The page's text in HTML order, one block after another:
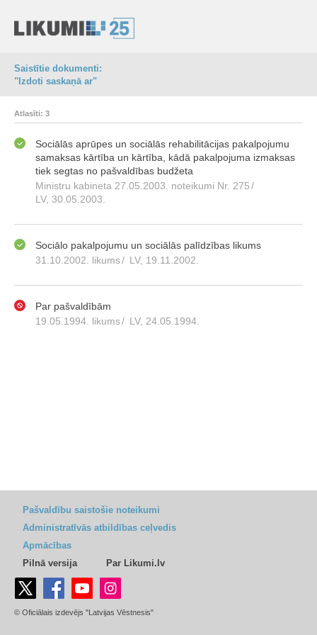
Saistītie dokumenti:
"Izdoti saskaņā ar"
Atlasīti: 3
Sociālās aprūpes un sociālās rehabilitācijas pakalpojumu
samaksas kārtība un kārtība, kādā pakalpojuma izmaksas
tiek segtas no pašvaldības budžeta
Ministru kabineta 27.05.2003. noteikumi Nr. 275/
LV, 30.05.2003.
Sociālo pakalpojumu un sociālās palīdzības likums
31.10.2002. likums/ LV, 19.11.2002.
Par pašvaldībām
19.05.1994. likums/ LV, 24.05.1994.
Pašvaldību saistošie noteikumi
Administratīvās atbildības ceļvedis
Apmācības
Pilnā versija
Par Likumi.lv
© Oficiālais izdevējs "Latvijas Vēstnesis"